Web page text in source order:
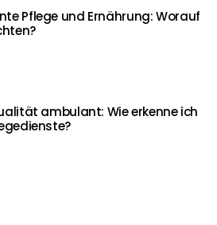
Pflege und Ernährung: Worauf
ambulant: Wie erkenne ich